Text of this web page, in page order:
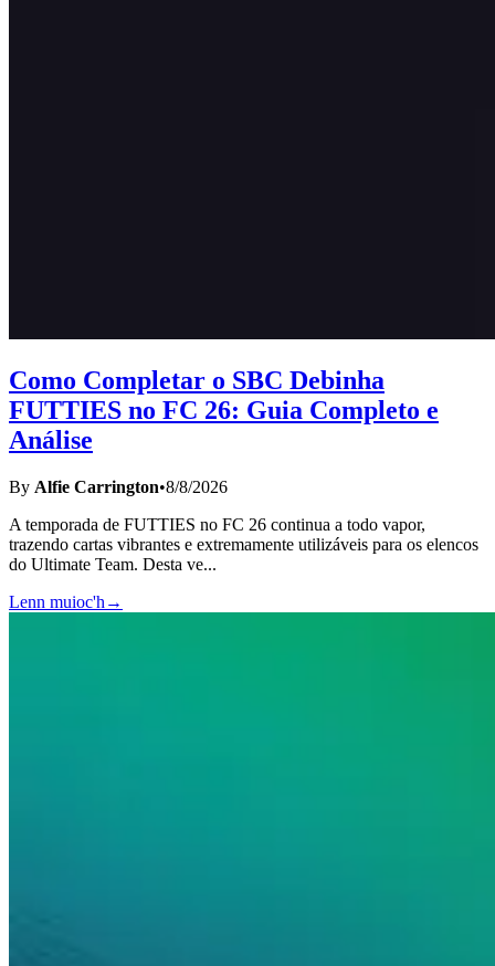
Como Completar o SBC Debinha
FUTTIES no FC 26: Guia Completo e
Análise
By Alfie Carrington•8/8/2026
A temporada de FUTTIES no FC 26 continua a todo vapor,
trazendo cartas vibrantes e extremamente utilizáveis para os elencos
do Ultimate Team. Desta ve...
Lenn muioc'h →